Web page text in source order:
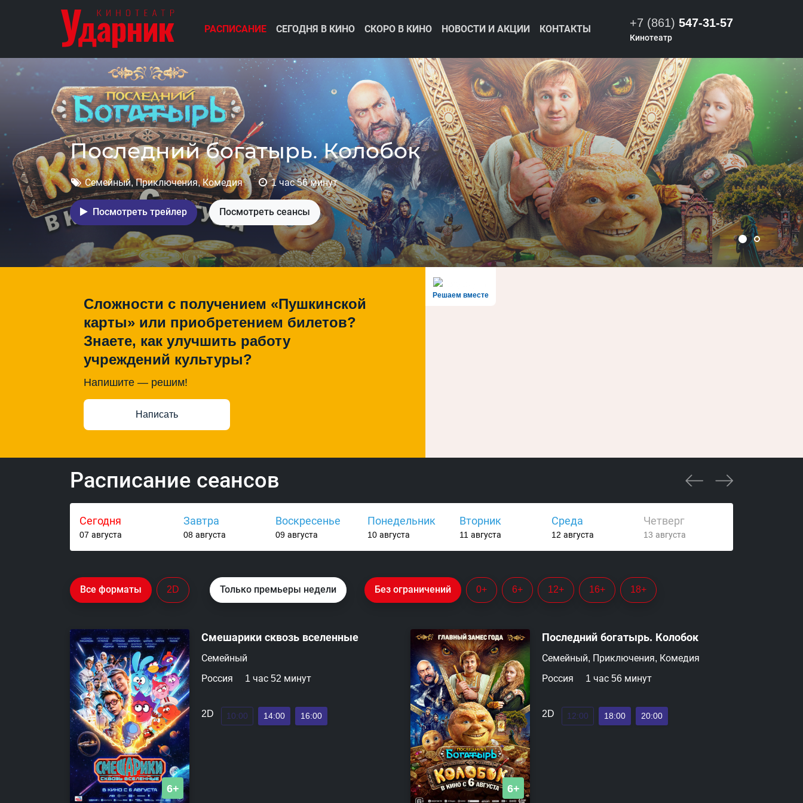
РАСПИСАНИЕ СЕГОДНЯ В КИНО СКОРО В КИНО НОВОСТИ И АКЦИИ КОНТАКТЫ +7 (861) 547-31-57
Кинотеатр
Смешарики сквозь вселенные
Семейный 1 час 52 минут
Посмотреть трейлер Посмотреть сеансы
Решаем вместе
Сложности с получением «Пушкинской
карты» или приобретением билетов?
Знаете, как улучшить работу
учреждений культуры?
Напишите — решим!
Написать
Расписание сеансов
Сегодня
07 августа
Завтра
08 августа
Воскресенье
09 августа
Понедельник
10 августа
Вторник
11 августа
Среда
12 августа
Четверг
13 августа
Все форматы 2D Только премьеры недели Без ограничений 0+ 6+ 12+ 16+ 18+
6+
Смешарики сквозь вселенные
Семейный
Россия
1 час 52 минут
2D 10:00 14:00 16:00
6+
Последний богатырь. Колобок
Семейный, Приключения, Комедия
Россия
1 час 56 минут
2D 12:00 18:00 20:00